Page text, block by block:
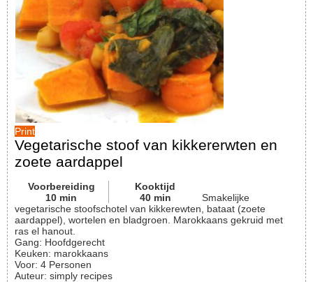
Print
Vegetarische stoof van kikkererwten en
zoete aardappel
Voorbereiding
10 min
Kooktijd
40 min
Smakelijke
vegetarische stoofschotel van kikkerewten, bataat (zoete
aardappel), wortelen en bladgroen. Marokkaans gekruid met
ras el hanout.
Gang: Hoofdgerecht
Keuken: marokkaans
Voor: 4 Personen
Auteur: simply recipes